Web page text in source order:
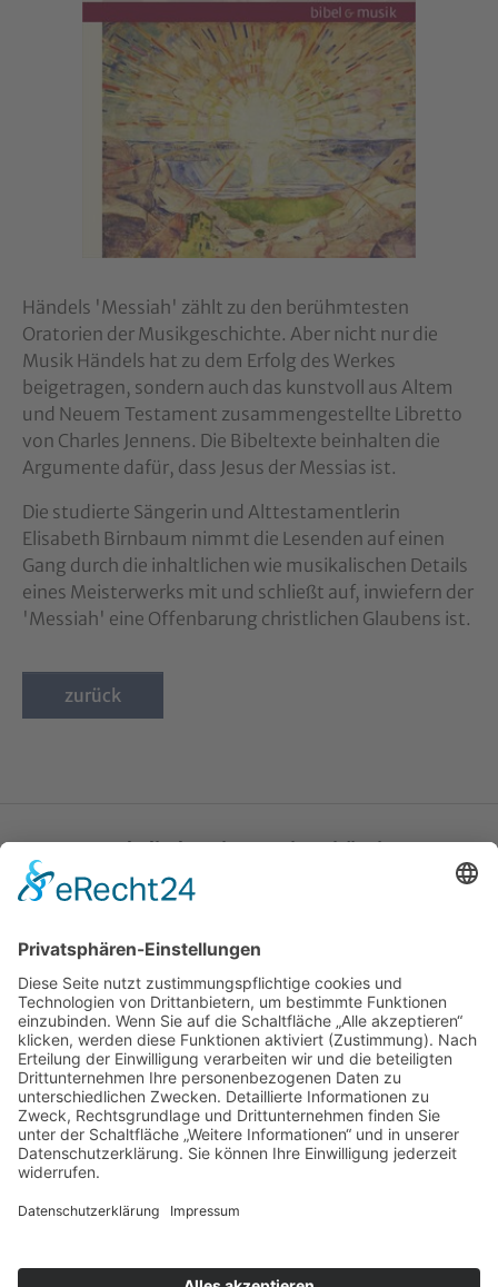
Händels 'Messiah' zählt zu den berühmtesten
Oratorien der Musikgeschichte. Aber nicht nur die
Musik Händels hat zu dem Erfolg des Werkes
beigetragen, sondern auch das kunstvoll aus Altem
und Neuem Testament zusammengestellte Libretto
von Charles Jennens. Die Bibeltexte beinhalten die
Argumente dafür, dass Jesus der Messias ist.
Die studierte Sängerin und Alttestamentlerin
Elisabeth Birnbaum nimmt die Lesenden auf einen
Gang durch die inhaltlichen wie musikalischen Details
eines Meisterwerks mit und schließt auf, inwiefern der
'Messiah' eine Offenbarung christlichen Glaubens ist.
zurück
Katholische Privat-Universität Linz
Bethlehemstraße 20
T:+43 732 / 784293
E:office[at]ku-linz.at